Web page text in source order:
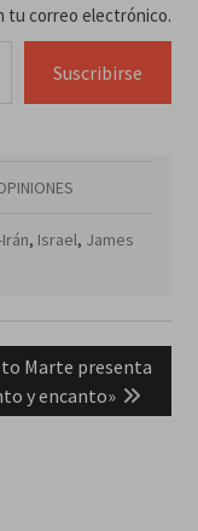
tu correo electrónico.
Suscribirse
, Israel, James
Marte presenta
y encanto»